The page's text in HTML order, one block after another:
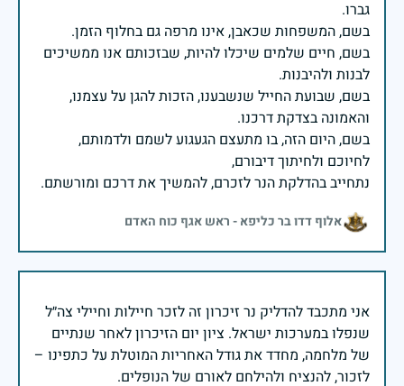
בשם, חיים שלמים שיכלו להיות, שבזכותם אנו ממשיכים
בשם, שבועת החייל שנשבענו, הזכות להגן על עצמנו,
בשם, היום הזה, בו מתעצם הגעגוע לשמם ולדמותם,
נתחייב בהדלקת הנר לזכרם, להמשיך את דרכם ומורשתם.
אלוף דדו בר כליפא - ראש אגף כוח האדם
אני מתכבד להדליק נר זיכרון זה לזכר חיילות וחיילי צה״ל
שנפלו במערכות ישראל. ציון יום הזיכרון לאחר שנתיים
של מלחמה, מחדד את גודל האחריות המוטלת על כתפינו –